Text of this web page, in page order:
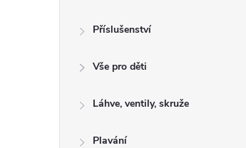
Příslušenství
Vše pro děti
Láhve, ventily, skruže
Plavání